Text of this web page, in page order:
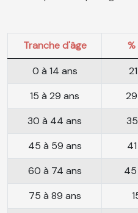
Tranche d'âge
0 à 14 ans
15 à 29 ans
30 à 44 ans
45 à 59 ans
60 à 74 ans
45
75 à 89 ans